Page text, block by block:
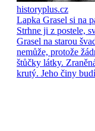
historyplus.cz
Lapka Grasel si na
Strhne ji z postele,
Grasel na starou
nemůže, protože
štůčky látky.
krutý. Jeho činy